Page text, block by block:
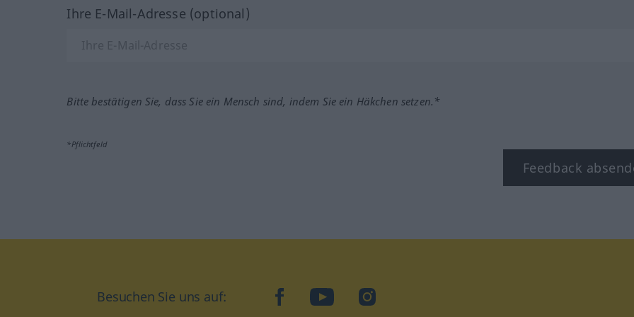
Ihre E-Mail-Adresse (optional)
Bitte bestätigen Sie, dass Sie ein Mensch sind, indem Sie ein Häkchen setzen.*
*Pflichtfeld
Feedback
Besuchen Sie uns auf: facebookYouTubeInstagram